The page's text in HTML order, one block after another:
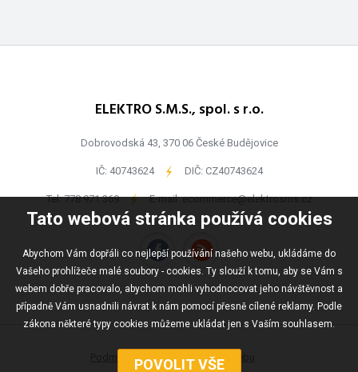
Tato webová stránka používá cookies
Abychom Vám dopřáli co nejlepší používání našeho webu, ukládáme do
Vašeho prohlížeče malé soubory - cookies. Ty slouží k tomu, aby se Vám s
webem dobře pracovalo, abychom mohli vyhodnocovat jeho návštěvnost a
případně Vám usnadnili návrat k nám pomocí přesně cílené reklamy. Podle
zákona některé typy cookies můžeme ukládat jen s Vaším souhlasem.
ELEKTRO S.M.S., spol. s r.o.
Dobrovodská 43, 370 06 České Budějovice
IČ: 40743624 - DIČ: CZ40743624
Tel:778 971 369 - E-mail:ecommerce@elektrosms.cz
Podmínky užívání Mapa webu